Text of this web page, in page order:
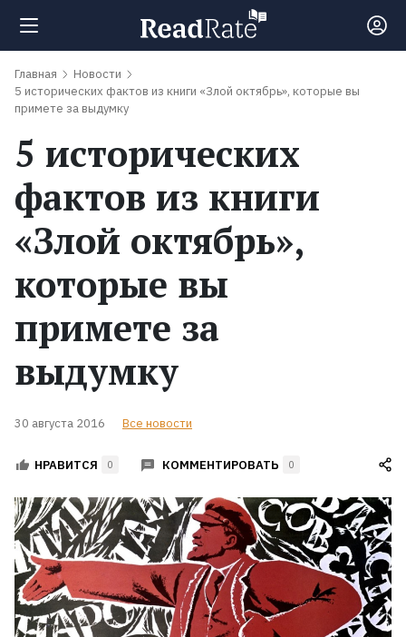
Поиск
Новости
Рейтинги
Книги
Экранизации
Коллекции
Главная
Новости
5 исторических фактов из книги «Злой октябрь», которые вы
примете за выдумку
5 исторических
фактов из книги
«Злой октябрь»,
которые вы
примете за
выдумку
30 августа 2016 Все новости
НРАВИТСЯ 0 КОММЕНТИРОВАТЬ 0